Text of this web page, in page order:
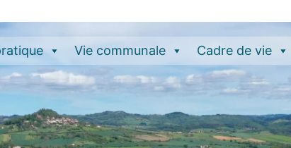
Vie communale Cadre de vie